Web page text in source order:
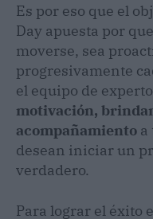
Es por eso que el
Day apuesta por
moverse, sea
progresivamente
el equipo de
motivación,
acompañamiento a
desean iniciar un
verdadero.
Para lograr el éxito